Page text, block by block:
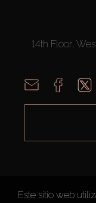
14th Floor,
Este sitio web